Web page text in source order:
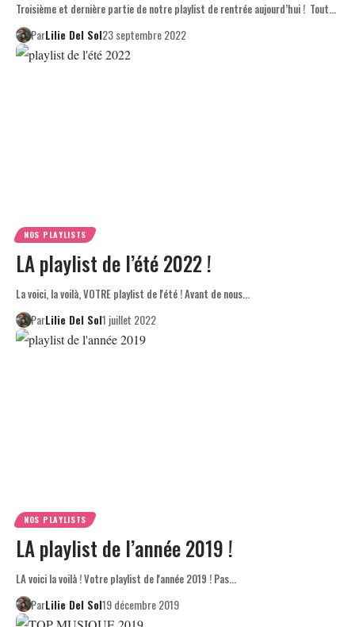
Troisième et dernière partie de notre playlist de rentrée aujourd’hui ! Tout…
ParLilie Del Sol23 septembre 2022
NOS PLAYLISTS
LA playlist de l’été 2022 !
La voici, la voilà, VOTRE playlist de l'été ! Avant de nous…
ParLilie Del Sol1 juillet 2022
NOS PLAYLISTS
LA playlist de l’année 2019 !
LA voici la voilà ! Votre playlist de l'année 2019 ! Pas…
ParLilie Del Sol19 décembre 2019